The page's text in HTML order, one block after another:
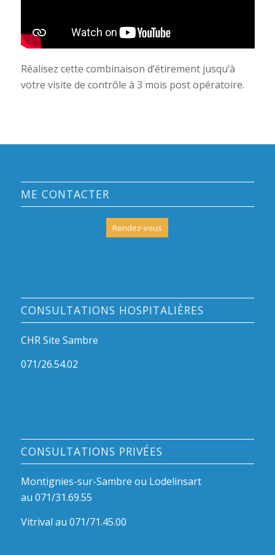
Réalisez cette combinaison d’étirement jusqu’à
votre visite de contrôle à 3 mois post opératoire.
ME CONTACTER
Rendez-vous
CONSULTATIONS HOSPITALIÈRES
CHR Site Sambre
071/26.54.02
CONSULTATIONS PRIVÉES
Montignies-sur-Sambre ou Lodelinsart
au 071/31.69.55
Vitrival au 071/71.45.00